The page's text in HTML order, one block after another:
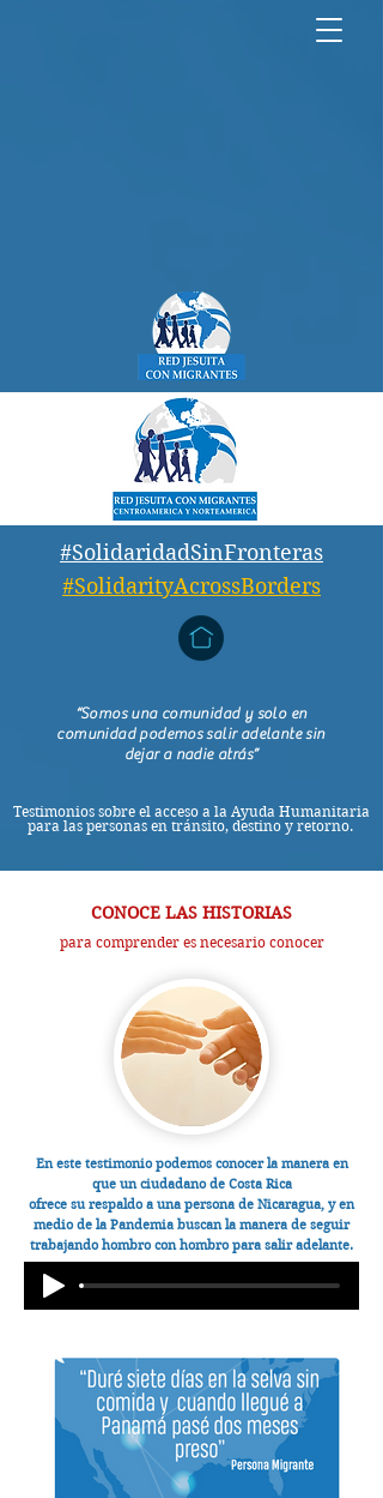
#SolidaridadSinFronteras
#SolidarityAcrossBorders
“Somos una comunidad y solo en
comunidad podemos salir adelante sin
dejar a nadie atrás”
Testimonios sobre el acceso a la Ayuda Humanitaria
para las personas en tránsito, destino y retorno.
CONOCE LAS HISTORIAS
para comprender es necesario conocer
En este testimonio podemos conocer la manera en
que unciudadano de Costa Rica
ofrece su respaldo a una persona de Nicaragua, y en
medio de la Pandemia buscan la manera de seguir
trabajando hombro con hombro para salir adelante.